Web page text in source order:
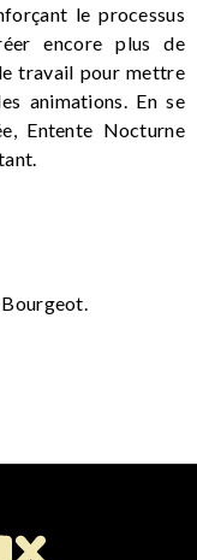
le processus
encore plus de
travail pour mettre
animations. En se
Entente Nocturne